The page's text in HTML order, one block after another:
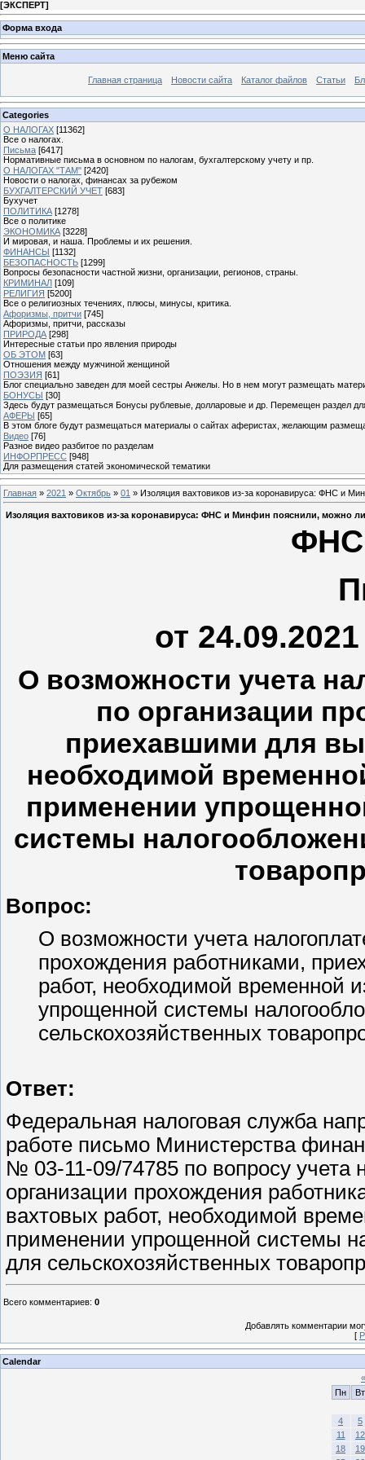
[ЭКСПЕРТ]
Форма входа
Меню сайта
Главная страница Новости сайта Каталог файлов Статьи
Categories
О НАЛОГАХ [11362]
Все о налогах.
Письма [6417]
Нормативные письма в основном по налогам, бухгалтерскому учету и пр.
О НАЛОГАХ "ТАМ" [2420]
Новости о налогах, финансах за рубежом
БУХГАЛТЕРСКИЙ УЧЕТ [683]
Бухучет
ПОЛИТИКА [1278]
Все о политике
ЭКОНОМИКА [3228]
И мировая, и наша. Проблемы и их решения.
ФИНАНСЫ [1132]
БЕЗОПАСНОСТЬ [1299]
Вопросы безопасности частной жизни, организации, регионов, страны.
КРИМИНАЛ [109]
РЕЛИГИЯ [5200]
Все о религиозных течениях, плюсы, минусы, критика.
Афоризмы, притчи [745]
Афоризмы, притчи, рассказы
ПРИРОДА [298]
Интересные статьи про явления природы
ОБ ЭТОМ [63]
Отношения между мужчиной женщиной
ПОЭЗИЯ [61]
Блог специально заведен для моей сестры Анжелы. Но в нем могут размещать
БОНУСЫ [30]
Здесь будут размещаться Бонусы рублевые, долларовые и др. Перемещен раздел
АФЕРЫ [65]
В этом блоге будут размещаться материалы о сайтах аферистах, желающим
Видео [76]
Разное видео разбитое по разделам
ИНФОРПРЕСС [948]
Для размещения статей экономической тематики
Главная » 2021 » Октябрь » 01 » Изоляция вахтовиков из-за коронавируса: ФНС и
Изоляция вахтовиков из-за коронавируса: ФНС и Минфин пояснили, можно
от
О возможности учета
по организации
приехавшими для
необходимой
применении
системы
Вопрос:
О возможности учета
прохождения работниками,
работ, необходимой временной
упрощенной системы
сельскохозяйственных
Ответ:
Федеральная налоговая служба
работе письмо Министерства
№ 03-11-09/74785 по вопросу учета
организации прохождения
вахтовых работ, необходимой
применении упрощенной системы
для сельскохозяйственных
Всего комментариев: 0
Добавлять комментарии
[
Calendar
«
Пн
Вт
4
5
11
12
18
19